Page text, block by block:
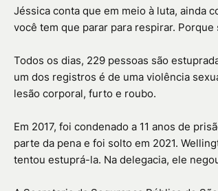
Jéssica conta que em meio à luta, ainda
você tem que parar para respirar.
Todos os dias, 229 pessoas são
um dos registros é de uma violência
lesão corporal, furto e roubo.
Em 2017, foi condenado a 11 anos de
parte da pena e foi solto em 2021.
tentou estuprá-la. Na delegacia, ele